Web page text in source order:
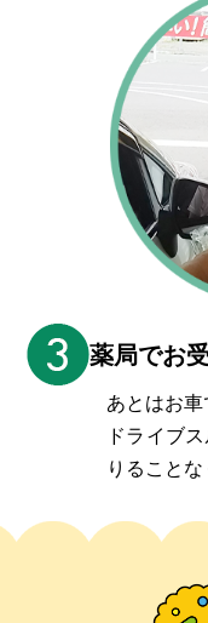
薬局でお
あとはお車
ドライブ
りること